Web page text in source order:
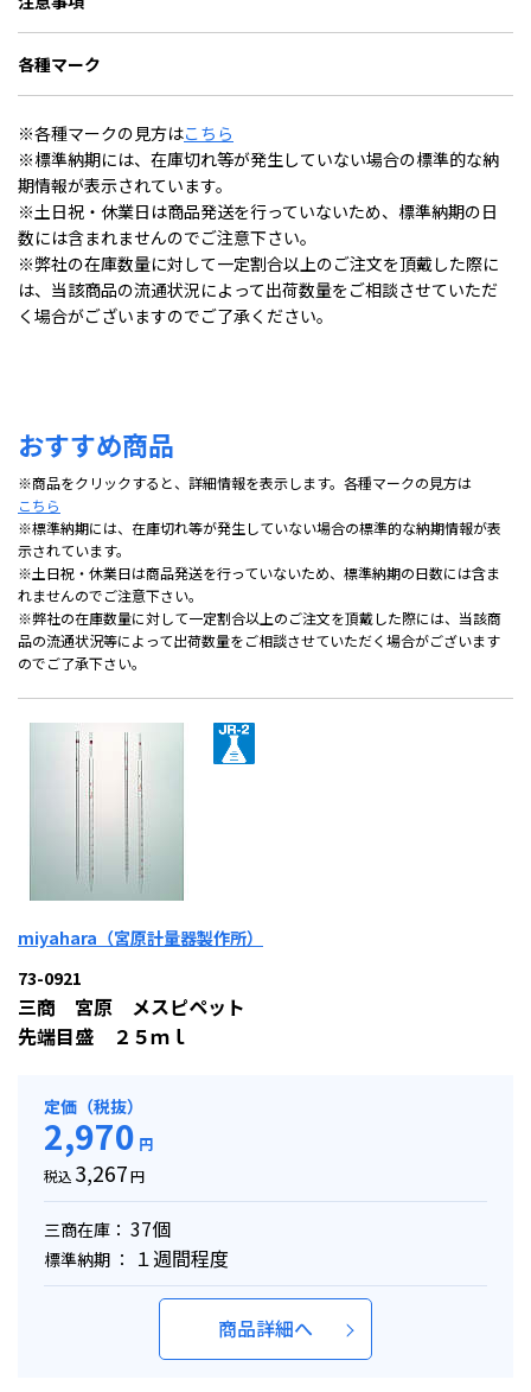
各種マーク
※各種マークの見方はこちら
※標準納期には、在庫切れ等が発生していない場合の標準的な納
期情報が表示されています。
※土日祝・休業日は商品発送を行っていないため、標準納期の日
数には含まれませんのでご注意下さい。
※弊社の在庫数量に対して一定割合以上のご注文を頂戴した際に
は、当該商品の流通状況によって出荷数量をご相談させていただ
く場合がございますのでご了承ください。
おすすめ商品
※商品をクリックすると、詳細情報を表示します。各種マークの見方は
こちら
※標準納期には、在庫切れ等が発生していない場合の標準的な納期情報が表
示されています。
※土日祝・休業日は商品発送を行っていないため、標準納期の日数には含ま
れませんのでご注意下さい。
※弊社の在庫数量に対して一定割合以上のご注文を頂戴した際には、当該商
品の流通状況等によって出荷数量をご相談させていただく場合がございます
のでご了承下さい。
miyahara（宮原計量器製作所）
73-0921
三商 宮原 メスピペット
先端目盛 ２５ｍｌ
定価（税抜）
2,970 円
税込 3,267円
三商在庫： 37個
標準納期 ： １週間程度
商品詳細へ